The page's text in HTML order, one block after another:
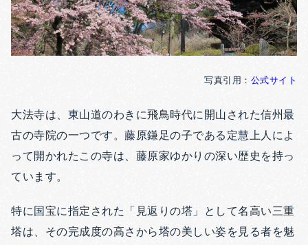
写真引用： 公式サイト
大法寺は、東山道のわきに飛鳥時代に開山された信州最
古の寺院の一つです。 藤原鎌足の子である定慧上人によ
って開かれたこの寺は、藤原家ゆかりの深い歴史を持っ
ています。
特に国宝に指定された「見返りの塔」として名高い三重
塔は、その完成度の高さから塔の美しい姿を見る者を魅